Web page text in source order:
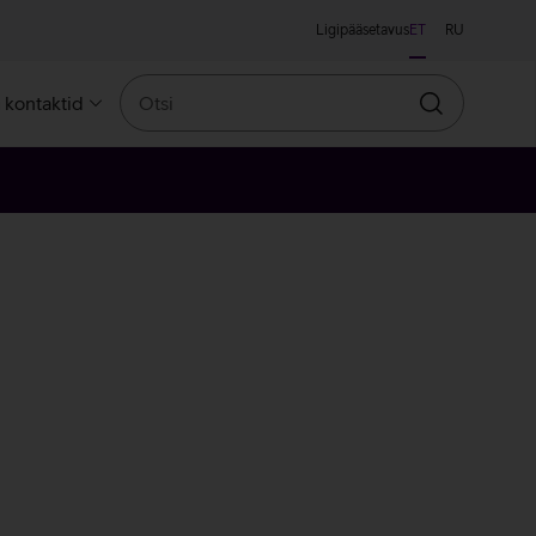
LigipääsetavusET RU
kontaktid
Otsin